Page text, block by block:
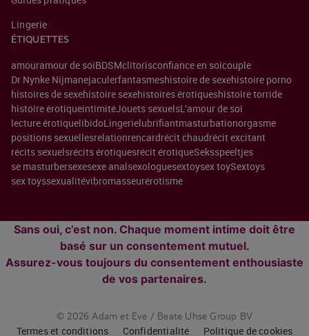
Lingerie
ÉTIQUETTES
amouramour de soiBDSMclitorisconfiance en soicouple
Dr Nynke Nijmanejaculerfantasmeshistoire de sexehistoire porno
histoires de sexehistoire sexehistoires érotiqueshistoire torride
histoire érotiqueintimitéJouets sexuelsL'amour de soi
lecture érotiquelibidoLingerielubrifiantmasturbationorgasme
positions sexuellesrelationrencardrécit chaudrécit excitant
récits sexuelsrécits érotiquesrécit érotiqueSeksspeeltjes
se masturbersexesexe analsexologuesextoysex toySextoys
sex toyssexualitévibromasseurérotisme
Sans oui, c’est non. Chaque moment intime doit être
basé sur un consentement mutuel.
Assurez-vous toujours du consentement enthousiaste
de vos partenaires.
© 2026 Adam et Eve / Beate Uhse Group BV
Termes et conditions Confidentialité Politique de cookies